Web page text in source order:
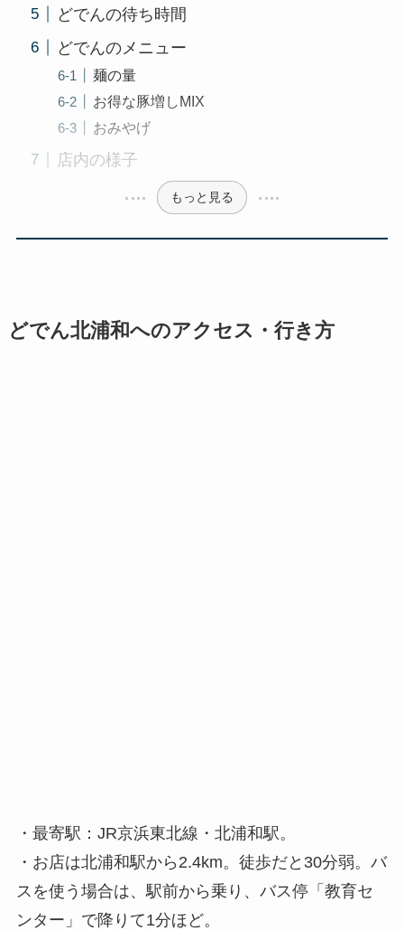
どでんの待ち時間
どでんのメニュー
麺の量
お得な豚増しMIX
おみやげ
店内の様子
もっと見る
どでん北浦和へのアクセス・行き方
・最寄駅：JR京浜東北線・北浦和駅。
・お店は北浦和駅から2.4km。徒歩だと30分弱。バ
スを使う場合は、駅前から乗り、バス停「教育セ
ンター」で降りて1分ほど。